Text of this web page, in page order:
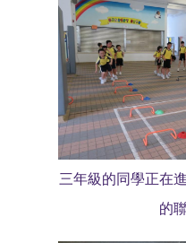
三年級的同學正在
的